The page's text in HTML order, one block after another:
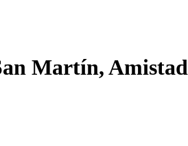
Martín, Amistad